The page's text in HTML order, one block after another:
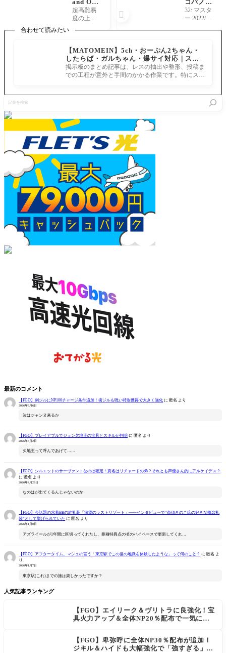
合わせて読みたい
【MATOMEIN】5ch・おーぷん2ちゃん・
したらば・ガルちゃん・爆サイ対応｜スマ
ホでまとめ記事を作れるアプリ FGOのまと
め記事ができるまで
掲示板のまとめ記事は、レスの抽出や整形、投稿ま
での工程が意外と手間のかかる作業です。特にスマ
を
検
最新のコメント
【FGO】剣ジルにNP100チャージ条件追加！術ジルも呪い特攻獲得で大きく強化 に匿名 より
2026年8月6日
汝はジャンヌ来るか
【FGO】プレイアブルでジョン欠地王の宝具とスキルが判明 に 匿名 より
2026年5月2日
欠地王って呼んであげて……
【FGO】シルエットのサーヴァントなのは確定！真名はリチャードの弟？それとも声優さん的にアルケイデス？
に 匿名 より
2026年4月28日
なのはが出てくるんじゃないのか
【FGO】今話題の水着BBの絆礼装「深淵のラストリゾート」――インタビューで“奈須きのこ氏の好きな概念礼
装”として挙げられていた に 匿名 より
2026年1月8日
アズライールが1年間に区切ってくれたし、亜種特異点の頃のハイペースで更新してくれ…
【FGO】アフタータイム、マシュの言う「東京駅でこの世の地獄を体験したような」って何のこと？ に 匿名 よ
り
2026年1月7日
東京駅(これ)までの旅は楽しかったですか？
人気記事ランキング
【FGO】エイリーク＆ヴリトラに良強化！宝
具火力アップ＆全体NP20％配布で一気に使
【FGO】卑弥呼に全体NP30％配布が追加！
ジキル＆ハイドも大幅強化で「強すぎる」の
and Ord
erボック
スイベだ
～2021
Early Su
mmer～
超高難易
度の上に
コパノリ
ッキーが
なんか大
32: マスタ
ー 2022/08/
キー一回
りでかい
な
